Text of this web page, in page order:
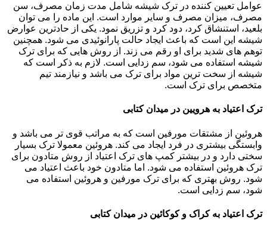
عوامل تعیین کننده در ترک شیشه شامل مدت زمان مصرف، سن
مصرف، میزان مصرف و سایر موارد است. این ماده را می توان
بلعید، استنشاق کرد، دود کرد و تزریق نمود. یکی از حادترین عوارض
شیشه این است که باعث ایجاد حالت پارانوئیدی می شود. همچنین
توهم های شدید برای او رقم می زند. از روش هایی که برای ترک
شیشه استفاده می شود، سم زدایی است. لازم به ذکر است که
شیشه از سخت ترین مواد برای ترک می باشد و نیازمند تیم
متخصص برای ترک است.
ترک اعتیاد به هرویین در میدان کتابی
هروئین از مشتقات مورفین است که به مراتب قوی تر می باشد و
وابستگی بیشتری در فرد ایجاد می کند. هروئین معمولا ترک بسیار
سختی دارد و در بیشتر کمپ های ترک اعتیاد از روش متادون برای
ترک هروئین استفاده می شود. اما متادون خود باعث اعتیاد می
شود. روش بهتری که برای ترک مورفین و هروئین استفاده می
شود، سم زدایی است.
ترک اعتیاد به کراک و کوکائین در میدان کتابی